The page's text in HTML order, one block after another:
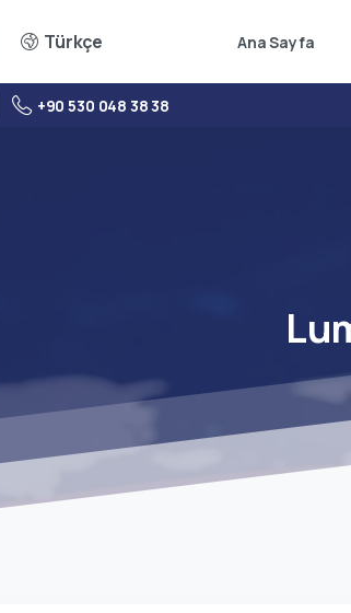
Türkçe Ana Sayfa
+90 530 048 38 38